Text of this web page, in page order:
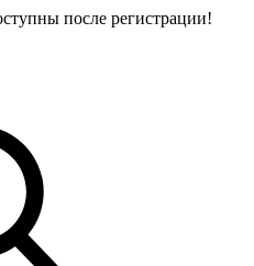
после регистрации!